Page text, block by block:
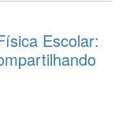
Escolar: